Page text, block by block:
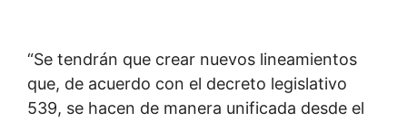
“Se tendrán que crear nuevos lineamientos
que, de acuerdo con el decreto legislativo
539, se hacen de manera unificada desde el